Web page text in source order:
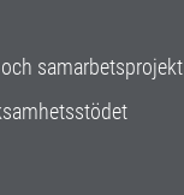
samarbetsprojekt